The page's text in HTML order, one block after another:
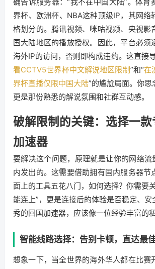
界杯、欧洲杯、NBA这种顶级IP，其网络
格划分的。腾讯视频、咪咕视频、央视影
国大陆地区的播放授权。因此，平台必须
海外IP的访问，否则即构成违约。这直接
看CCTV5世界杯中文解说地区限制”和“在
界杯直播仅限中国大陆”的尴尬局面。你思
更是那份熟悉的解说氛围和社群互动感。
破解限制的关键：选择一款
加速器
要解决这个问题，原理就是让你的网络流
内发出的。这需要借助拥有国内服务器节
面上的工具五花八门，如何选择？你需要
能连上”，更是连接后的体验是否稳定、
秀的回国加速器，应该像一位经验丰富的
智能线路选择：告别卡顿，直达最
想象一下，当全世界的海外华人都在比赛